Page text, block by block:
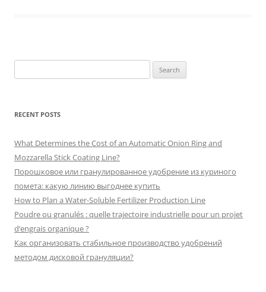
for:
RECENT POSTS
What Determines the Cost of an Automatic Onion Ring and
Mozzarella Stick Coating Line?
Порошковое или гранулированное удобрение из куриного
помета: какую линию выгоднее купить
How to Plan a Water-Soluble Fertilizer Production Line
Poudre ou granulés : quelle trajectoire industrielle pour un projet
d’engrais organique ?
Как организовать стабильное производство удобрений
методом дисковой грануляции?